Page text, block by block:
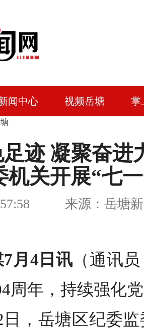
闻中心 视频岳塘 掌
足迹 凝聚奋
机关开展“七
来源：岳塘新
月4日讯 （通讯
周年，持续强化
，岳塘区纪委